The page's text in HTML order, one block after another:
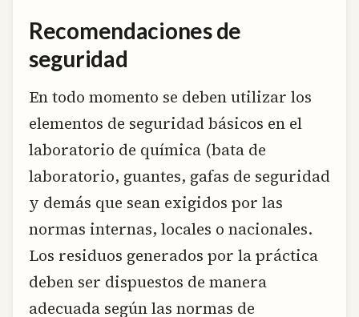
Recomendaciones de
seguridad
En todo momento se deben utilizar los
elementos de seguridad básicos en el
laboratorio de química (bata de
laboratorio, guantes, gafas de seguridad
y demás que sean exigidos por las
normas internas, locales o nacionales.
Los residuos generados por la práctica
deben ser dispuestos de manera
adecuada según las normas de